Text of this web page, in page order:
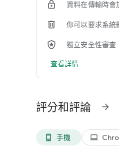
• 釋出空間：再也不必擔
並據此採取行動。
資料在傳輸時會
你可以要求系統
獨立安全性審查
查看詳情
評分和評論 arrow_forward
phone_android 手機 laptop